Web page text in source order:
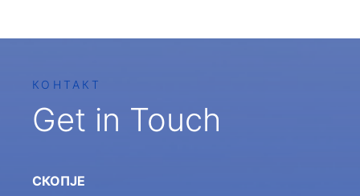
КОНТАКТ
Get in Touch
СКОПЈЕ